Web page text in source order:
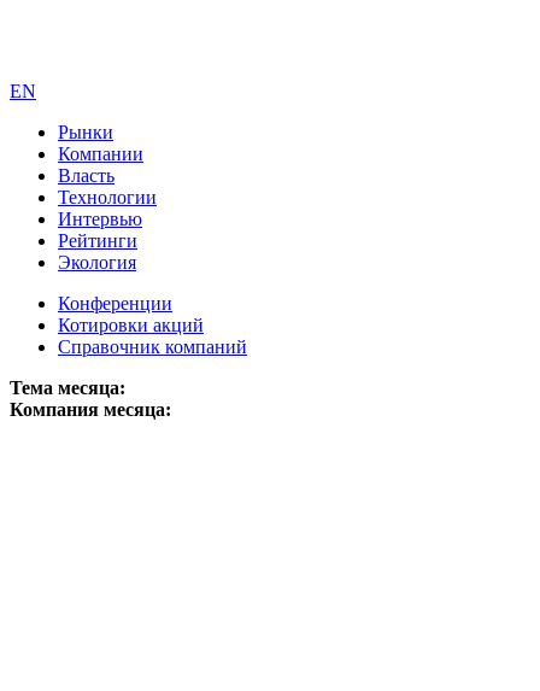
EN
Рынки
Компании
Власть
Технологии
Интервью
Рейтинги
Экология
Конференции
Котировки акций
Справочник компаний
Тема месяца:
Компания месяца: